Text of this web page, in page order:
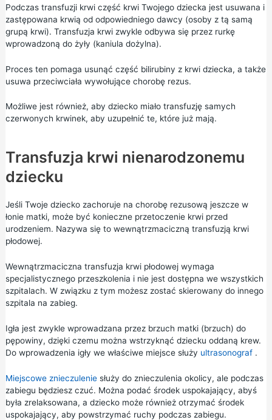
Podczas transfuzji krwi część krwi Twojego dziecka jest usuwana i
zastępowana krwią od odpowiedniego dawcy (osoby z tą samą
grupą krwi). Transfuzja krwi zwykle odbywa się przez rurkę
wprowadzoną do żyły (kaniula dożylna).
Proces ten pomaga usunąć część bilirubiny z krwi dziecka, a także
usuwa przeciwciała wywołujące chorobę rezus.
Możliwe jest również, aby dziecko miało transfuzję samych
czerwonych krwinek, aby uzupełnić te, które już mają.
Transfuzja krwi nienarodzonemu
dziecku
Jeśli Twoje dziecko zachoruje na chorobę rezusową jeszcze w
łonie matki, może być konieczne przetoczenie krwi przed
urodzeniem. Nazywa się to wewnątrzmaciczną transfuzją krwi
płodowej.
Wewnątrzmaciczna transfuzja krwi płodowej wymaga
specjalistycznego przeszkolenia i nie jest dostępna we wszystkich
szpitalach. W związku z tym możesz zostać skierowany do innego
szpitala na zabieg.
Igła jest zwykle wprowadzana przez brzuch matki (brzuch) do
pępowiny, dzięki czemu można wstrzyknąć dziecku oddaną krew.
Do wprowadzenia igły we właściwe miejsce służy ultrasonograf.
Miejscowe znieczuleniesłuży do znieczulenia okolicy, ale podczas
zabiegu będziesz czuć. Można podać środek uspokajający, abyś
była zrelaksowana, a dziecko może również otrzymać środek
uspokajający, aby powstrzymać ruchy podczas zabiegu.